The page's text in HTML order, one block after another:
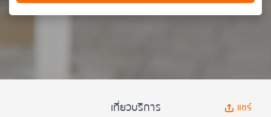
เที่ยวบริการ แชร์